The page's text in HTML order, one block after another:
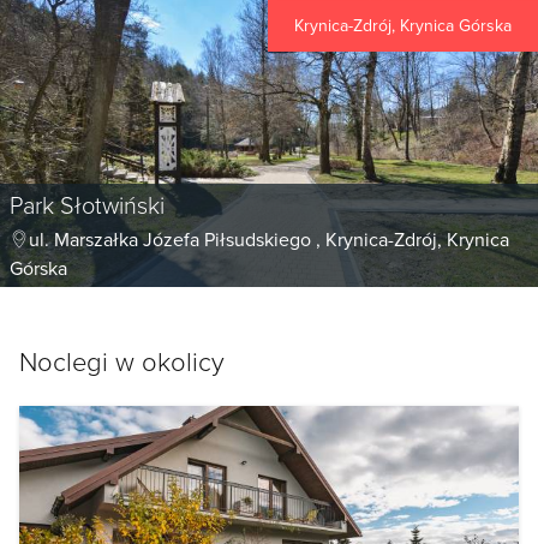
Krynica-Zdrój, Krynica Górska
Park Słotwiński
ul. Marszałka Józefa Piłsudskiego , Krynica-Zdrój, Krynica
Górska
Noclegi w okolicy